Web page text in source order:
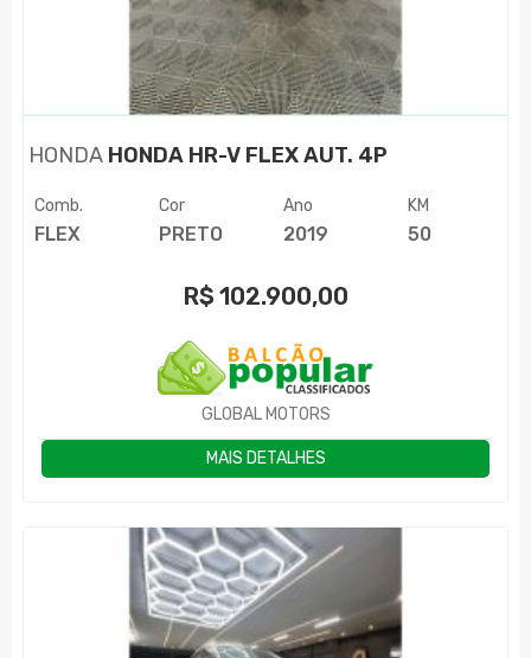
HONDA HONDA HR-V FLEX AUT. 4P
Comb.
FLEX
Cor
PRETO
Ano
2019
KM
50
R$ 102.900,00
GLOBAL MOTORS
MAIS DETALHES